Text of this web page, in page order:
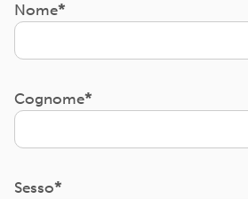
Nome
Cognome
Sesso